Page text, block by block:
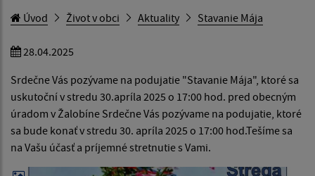
Úvod Život v obci Aktuality Stavanie Mája
28.04.2025
Srdečne Vás pozývame na podujatie "Stavanie Mája", ktoré sa
uskutoční v stredu 30.apríla 2025 o 17:00 hod. pred obecným
úradom v Žalobíne Srdečne Vás pozývame na podujatie, ktoré
sa bude konať v stredu 30. apríla 2025 o 17:00 hod.Tešíme sa
na Vašu účasť a príjemné stretnutie s Vami.